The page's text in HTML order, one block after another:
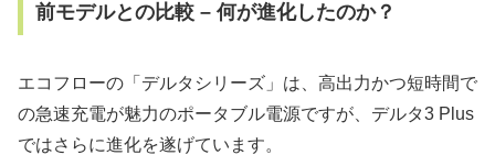
前モデルとの比較 – 何が進化したのか？
エコフローの「デルタシリーズ」は、高出力かつ短時間で
の急速充電が魅力のポータブル電源ですが、デルタ3 Plus
ではさらに進化を遂げています。